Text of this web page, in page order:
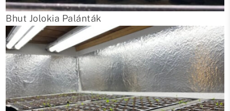
Bhut Jolokia Palánták